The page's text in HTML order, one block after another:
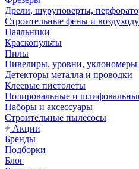
Дрели, шуруповерты,
Строительные фены и
Паяльники
Краскопульты
Пилы
Нивелиры, уровни, уклономеры
Детекторы металла и проводки
Клеевые пистолеты
Полировальные и
Наборы и аксессуары
Строительные пылесосы
Акции
Бренды
Подборки
Блог